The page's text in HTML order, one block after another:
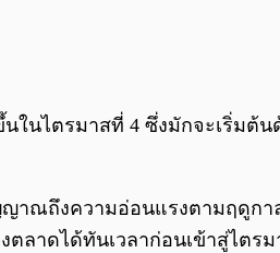
ในไตรมาสที่ 4 ซึ่งมักจะเริ่ม
ณถึงความอ่อนแรงตามฤดูกา
ลาดได้ทันเวลาก่อนเข้าสู่ไตรม